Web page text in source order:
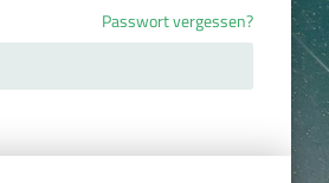
Passwort vergessen?